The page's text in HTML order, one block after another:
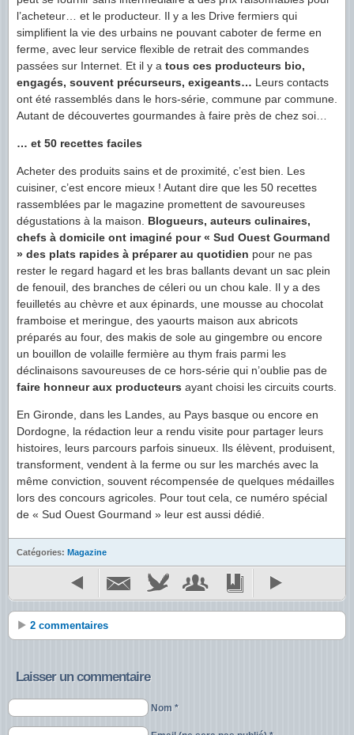
l’acheteur… et le producteur. Il y a les Drive fermiers qui
simplifient la vie des urbains ne pouvant caboter de ferme en
ferme, avec leur service flexible de retrait des commandes
passées sur Internet. Et il y a tous ces producteurs bio,
engagés, souvent précurseurs, exigeants… Leurs contacts
ont été rassemblés dans le hors-série, commune par commune.
Autant de découvertes gourmandes à faire près de chez soi…
… et 50 recettes faciles
Acheter des produits sains et de proximité, c’est bien. Les
cuisiner, c’est encore mieux ! Autant dire que les 50 recettes
rassemblées par le magazine promettent de savoureuses
dégustations à la maison. Blogueurs, auteurs culinaires,
chefs à domicile ont imaginé pour « Sud Ouest Gourmand
» des plats rapides à préparer au quotidien pour ne pas
rester le regard hagard et les bras ballants devant un sac plein
de fenouil, des branches de céleri ou un chou kale. Il y a des
feuilletés au chèvre et aux épinards, une mousse au chocolat
framboise et meringue, des yaourts maison aux abricots
préparés au four, des makis de sole au gingembre ou encore
un bouillon de volaille fermière au thym frais parmi les
déclinaisons savoureuses de ce hors-série qui n’oublie pas de
faire honneur aux producteurs ayant choisi les circuits courts.
En Gironde, dans les Landes, au Pays basque ou encore en
Dordogne, la rédaction leur a rendu visite pour partager leurs
histoires, leurs parcours parfois sinueux. Ils élèvent, produisent,
transforment, vendent à la ferme ou sur les marchés avec la
même conviction, souvent récompensée de quelques médailles
lors des concours agricoles. Pour tout cela, ce numéro spécial
de « Sud Ouest Gourmand » leur est aussi dédié.
Catégories: Magazine
2 commentaires
Laisser un commentaire
Nom *